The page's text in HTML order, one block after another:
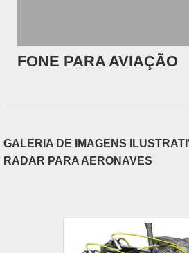
FONE PARA AVIAÇÃO
GALERIA DE IMAGENS
RADAR PARA AERONAVES